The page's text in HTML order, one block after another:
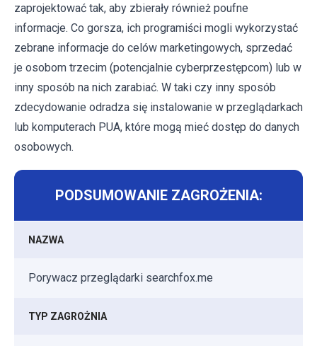
zaprojektować tak, aby zbierały również poufne
informacje. Co gorsza, ich programiści mogli wykorzystać
zebrane informacje do celów marketingowych, sprzedać
je osobom trzecim (potencjalnie cyberprzestępcom) lub w
inny sposób na nich zarabiać. W taki czy inny sposób
zdecydowanie odradza się instalowanie w przeglądarkach
lub komputerach PUA, które mogą mieć dostęp do danych
osobowych.
PODSUMOWANIE ZAGROŻENIA:
NAZWA
Porywacz przeglądarki searchfox.me
TYP ZAGROŻNIA